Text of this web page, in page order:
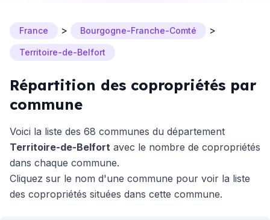
France > Bourgogne-Franche-Comté >
Territoire-de-Belfort
Répartition des copropriétés par
commune
Voici la liste des 68 communes du département
Territoire-de-Belfort avec le nombre de copropriétés
dans chaque commune.
Cliquez sur le nom d'une commune pour voir la liste
des copropriétés situées dans cette commune.